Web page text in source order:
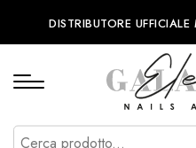
DISTRIBUTORE